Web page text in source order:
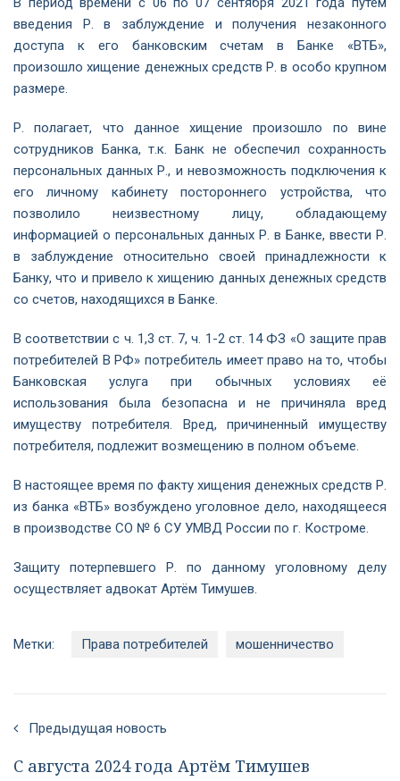
введения Р. в заблуждение и получения незаконного
доступа к его банковским счетам в Банке «ВТБ»,
произошло хищение денежных средств Р. в особо крупном
размере.
Р. полагает, что данное хищение произошло по вине
сотрудников Банка, т.к. Банк не обеспечил сохранность
персональных данных Р., и невозможность подключения к
его личному кабинету постороннего устройства, что
позволило неизвестному лицу, обладающему
информацией о персональных данных Р. в Банке, ввести Р.
в заблуждение относительно своей принадлежности к
Банку, что и привело к хищению данных денежных средств
со счетов, находящихся в Банке.
В соответствии с ч. 1,3 ст. 7, ч. 1-2 ст. 14 ФЗ «О защите прав
потребителей В РФ» потребитель имеет право на то, чтобы
Банковская услуга при обычных условиях её
использования была безопасна и не причиняла вред
имуществу потребителя. Вред, причиненный имуществу
потребителя, подлежит возмещению в полном объеме.
В настоящее время по факту хищения денежных средств Р.
из банка «ВТБ» возбуждено уголовное дело, находящееся
в производстве СО № 6 СУ УМВД России по г. Костроме.
Защиту потерпевшего Р. по данному уголовному делу
осуществляет адвокат Артём Тимушев.
Метки: Права потребителей мошенничество
Предыдущая новость
С августа 2024 года Артём Тимушев